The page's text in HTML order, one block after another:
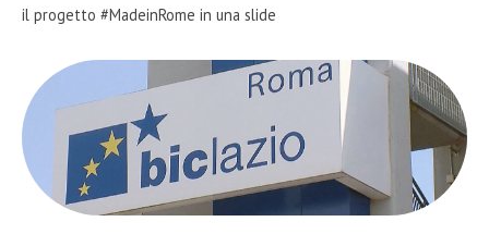
il progetto #MadeinRome in una slide